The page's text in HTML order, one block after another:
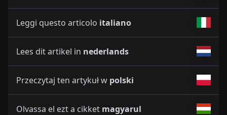
Leggi questo articolo italiano
Lees dit artikel in nederlands
Przeczytaj ten artykuł w polski
Olvassa el ezt a cikket magyarul